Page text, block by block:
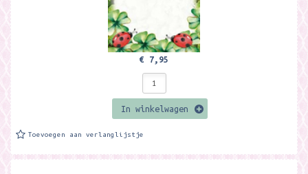
€ 7,95
In winkelwagen
Toevoegen aan verlanglijstje